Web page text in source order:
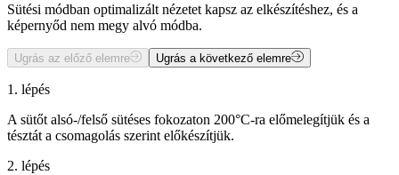
Sütési módban optimalizált nézetet kapsz az elkészítéshez, és a
képernyőd nem megy alvó módba.
Ugrás az előző elemre Ugrás a következő elemre
1. lépés
A sütőt alsó-/felső sütéses fokozaton 200°C-ra előmelegítjük és a
tésztát a csomagolás szerint előkészítjük.
2. lépés